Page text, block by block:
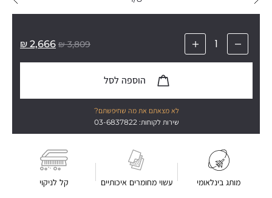
מותג בינלאומי עשוי מחומרים איכותיים קל לניקוי
3,809
₪
2,666
₪
לא מצאתם את מה שחיפשתם?
שירות לקוחות: 03-6837822